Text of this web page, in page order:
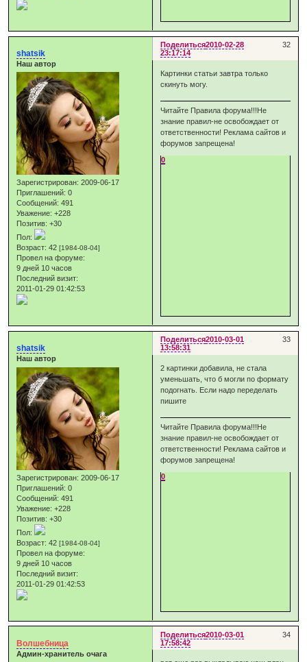
Поделиться 32
2010-02-28
23:17:14
shatsik
Наш автор
Зарегистрирован: 2009-06-17
Приглашений: 0
Сообщений: 491
Уважение: +228
Позитив: +30
Пол:
Возраст: 42[1984-08-04]
Провел на форуме:
9 дней 10 часов
Последний визит:
2011-01-29 01:42:53
Картинки статьи завтра только
скинуть могу.
Читайте Правила форума!!!Не
знание правил-не освобождает от
ответственности! Реклама сайтов и
форумов запрещена!
0
Поделиться 33
2010-03-01
13:58:31
shatsik
Наш автор
Зарегистрирован: 2009-06-17
Приглашений: 0
Сообщений: 491
Уважение: +228
Позитив: +30
Пол:
Возраст: 42[1984-08-04]
Провел на форуме:
9 дней 10 часов
Последний визит:
2011-01-29 01:42:53
2 картинки добавила, не стала
уменьшать, что б могли по формату
подогнать. Если надо переделать
пишите
Читайте Правила форума!!!Не
знание правил-не освобождает от
ответственности! Реклама сайтов и
форумов запрещена!
0
Поделиться 34
2010-03-01
17:58:42
Волшебница
Админ-хранитель очага